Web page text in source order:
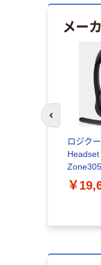
メー
ロジク
￥
前のスライド